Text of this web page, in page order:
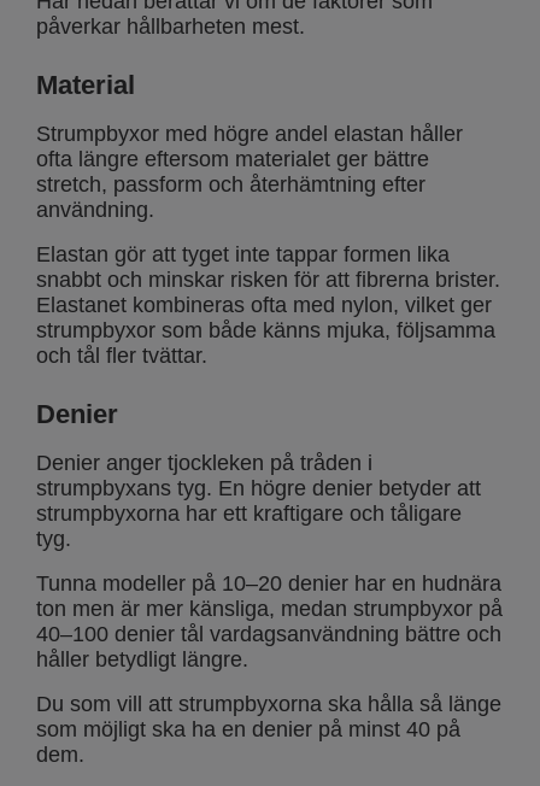
påverkar hållbarheten mest.
Material
Strumpbyxor med högre andel elastan håller
ofta längre eftersom materialet ger bättre
stretch, passform och återhämtning efter
användning.
Elastan gör att tyget inte tappar formen lika
snabbt och minskar risken för att fibrerna brister.
Elastanet kombineras ofta med nylon, vilket ger
strumpbyxor som både känns mjuka, följsamma
och tål fler tvättar.
Denier
Denier anger tjockleken på tråden i
strumpbyxans tyg. En högre denier betyder att
strumpbyxorna har ett kraftigare och tåligare
tyg.
Tunna modeller på 10–20 denier har en hudnära
ton men är mer känsliga, medan strumpbyxor på
40–100 denier tål vardagsanvändning bättre och
håller betydligt längre.
Du som vill att strumpbyxorna ska hålla så länge
som möjligt ska ha en denier på minst 40 på
dem.